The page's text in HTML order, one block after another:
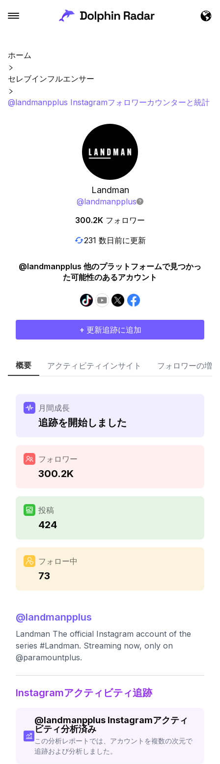
ホーム
セレブインフルエンサー
@landmanpplus Instagramフォロワーカウンターと統計
Landman
@landmanpplus
300.2K フォロワー
231 数日前に更新
@landmanpplus 他のプラットフォームで見つかっ
た可能性のあるアカウント
+ 更新追跡に追加
概要 アクティビティインサイト フォロワーの増加
月間成長
追跡を開始しました
フォロワー
300.2K
投稿
424
フォロー中
73
@landmanpplus
Landman The official Instagram account of the
series #Landman. Streaming now, only on
@paramountplus.
Instagramアクティビティ追跡
@landmanpplus Instagramアクティ
ビティ分析済み
この分析レポートでは、アカウントを複数の次元で
追跡および分析しました。